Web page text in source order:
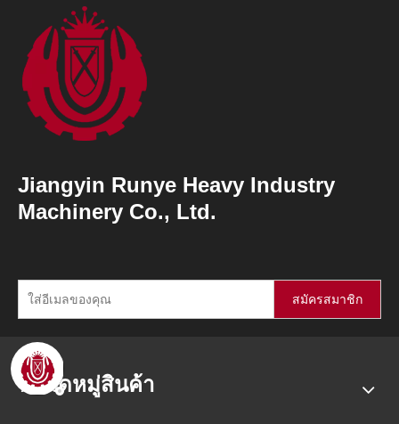
Jiangyin Runye Heavy Industry
Machinery Co., Ltd.
สมัครสมาชิก
หมวดหมู่สินค้า